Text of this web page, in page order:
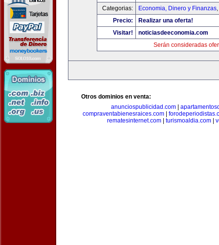
Categorias:
Economia, Dinero y Finanzas,
Precio:
Realizar una oferta!
Visitar!
noticiasdeeconomia.com
Serán consideradas
Otros dominios en venta:
anunciospublicidad.com|
compraventabienesraices.com
rematesinternet.com| turismoaldia.com|